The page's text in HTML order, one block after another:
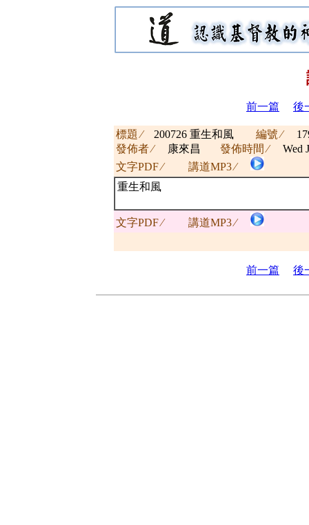
前一篇 後
標題 ∕200726 重生和風 編號 ∕
發佈者 ∕
康來昌 發佈時間 ∕
Wed
文字PDF ∕
講道MP3 ∕
重生和風
文字PDF ∕ 講道MP3 ∕
前一篇 後